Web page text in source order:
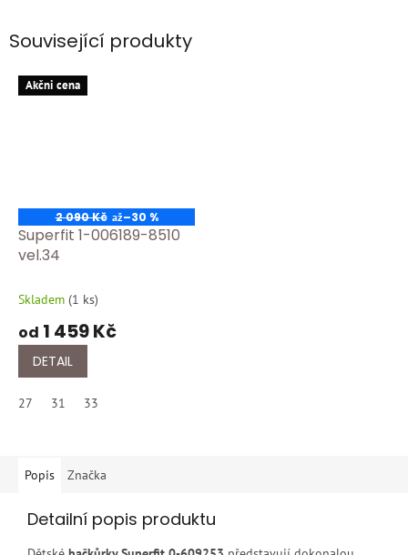
Související produkty
Akčni cena
2 090 Kč až–30 %
Superfit 1-006189-8510
vel.34
Skladem (1 ks)
od 1 459 Kč
DETAIL
27 31 33
Popis Značka
Detailní popis produktu